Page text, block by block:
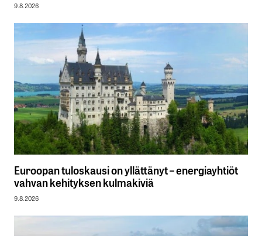
9.8.2026
Euroopan tuloskausi on yllättänyt – energiayhtiöt
vahvan kehityksen kulmakiviä
9.8.2026